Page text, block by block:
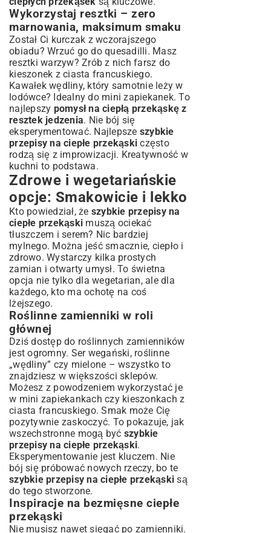
Wykorzystaj resztki – zero
marnowania, maksimum smaku
Został Ci kurczak z wczorajszego
obiadu? Wrzuć go do quesadilli. Masz
resztki warzyw? Zrób z nich farsz do
kieszonek z ciasta francuskiego.
Kawałek wędliny, który samotnie leży w
lodówce? Idealny do mini zapiekanek. To
najlepszy pomysł na ciepłą przekąskę z
resztek jedzenia. Nie bój się
eksperymentować. Najlepsze szybkie
przepisy na ciepłe przekąski często
rodzą się z improwizacji. Kreatywność w
kuchni to podstawa.
Zdrowe i wegetariańskie
opcje: Smakowicie i lekko
Kto powiedział, że szybkie przepisy na
ciepłe przekąski muszą ociekać
tłuszczem i serem? Nic bardziej
mylnego. Można jeść smacznie, ciepło i
zdrowo. Wystarczy kilka prostych
zamian i otwarty umysł. To świetna
opcja nie tylko dla wegetarian, ale dla
każdego, kto ma ochotę na coś
lżejszego.
Roślinne zamienniki w roli
głównej
Dziś dostęp do roślinnych zamienników
jest ogromny. Ser wegański, roślinne
„wędliny” czy mielone – wszystko to
znajdziesz w większości sklepów.
Możesz z powodzeniem wykorzystać je
w mini zapiekankach czy kieszonkach z
ciasta francuskiego. Smak może Cię
pozytywnie zaskoczyć. To pokazuje, jak
wszechstronne mogą być szybkie
przepisy na ciepłe przekąski.
Eksperymentowanie jest kluczem. Nie
bój się próbować nowych rzeczy, bo te
szybkie przepisy na ciepłe przekąski są
do tego stworzone.
Inspiracje na bezmięsne ciepłe
przekąski
Nie musisz nawet sięgać po zamienniki.